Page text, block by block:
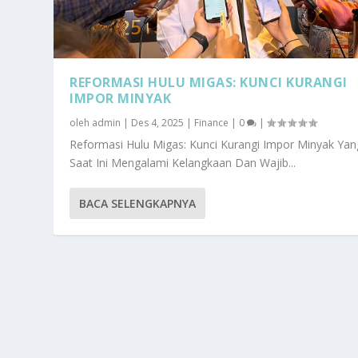
REFORMASI HULU MIGAS: KUNCI KURANGI
IMPOR MINYAK
oleh admin | Des 4, 2025 | Finance | 0 |
Reformasi Hulu Migas: Kunci Kurangi Impor Minyak
Saat Ini Mengalami Kelangkaan Dan Wajib...
BACA SELENGKAPNYA